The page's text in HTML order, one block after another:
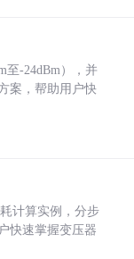
至-24dBm），并
案，帮助用户快
计算实例，分步
快速掌握变压器